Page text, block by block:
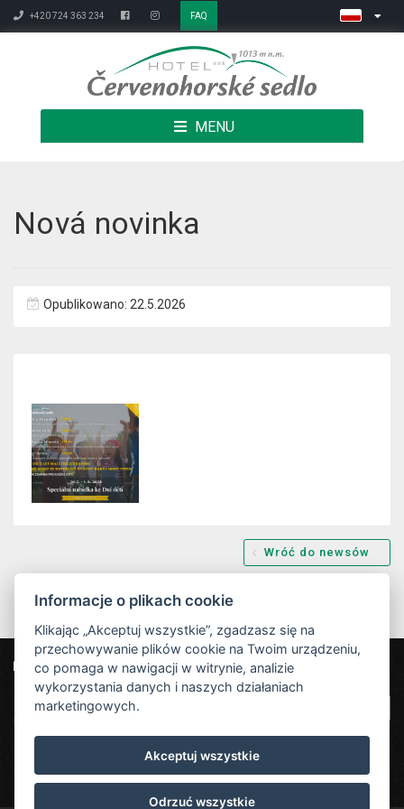
+420 724 363 234 FAQ
MENU
Nová novinka
Opublikowano: 22.5.2026
Wróć do newsów
Hotel Červenohorské sedlo
Kouty nad Desnou 80, 788 11 Loučná nad
rezervace@hotelchs.cz
+420 724 363 234
|
Informacje o plikach cookie
Klikając „Akceptuj wszystkie”, zgadzasz się na
przechowywanie plików cookie na Twoim urządzeniu,
co pomaga w nawigacji w witrynie, analizie
wykorzystania danych i naszych działaniach
marketingowych.
Akceptuj wszystkie
Odrzuć wszystkie